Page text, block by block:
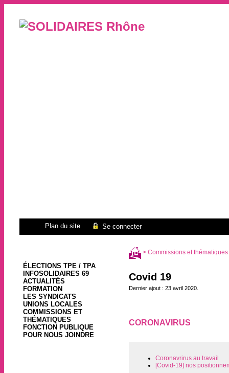
Plan du site Se connecter
ÉLECTIONS TPE / TPA
INFOSOLIDAIRES 69
ACTUALITÉS
FORMATION
LES SYNDICATS
UNIONS LOCALES
COMMISSIONS ET
THÉMATIQUES
FONCTION PUBLIQUE
POUR NOUS JOINDRE
> Commissions et thématiques
Covid 19
Dernier ajout : 23 avril 2020.
CORONAVIRUS
Coronavrirus au travail
[Covid-19] nos